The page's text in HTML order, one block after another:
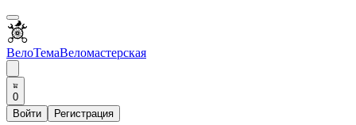
ВелоТемаВеломастерская
0
Войти
Регистрация